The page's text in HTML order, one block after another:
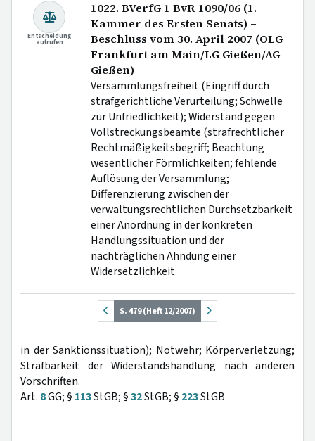
Entscheidung
aufrufen
1022. BVerfG 1 BvR 1090/06 (1.
Kammer des Ersten Senats) –
Beschluss vom 30. April 2007 (OLG
Frankfurt am Main/LG Gießen/AG
Gießen)
Versammlungsfreiheit (Eingriff durch
strafgerichtliche Verurteilung; Schwelle
zur Unfriedlichkeit); Widerstand gegen
Vollstreckungsbeamte (strafrechtlicher
Rechtmäßigkeitsbegriff; Beachtung
wesentlicher Förmlichkeiten; fehlende
Auflösung der Versammlung;
Differenzierung zwischen der
verwaltungsrechtlichen Durchsetzbarkeit
einer Anordnung in der konkreten
Handlungssituation und der
nachträglichen Ahndung einer
Widersetzlichkeit
S. 479 (Heft 12/2007)
in der Sanktionssituation); Notwehr; Körperverletzung;
Strafbarkeit der Widerstandshandlung nach anderen
Vorschriften.
Art. 8GG; § 113StGB; §32StGB; § 223StGB